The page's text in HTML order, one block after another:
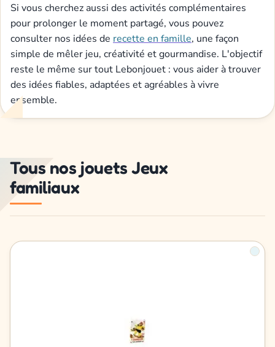
Si vous cherchez aussi des activités complémentaires
pour prolonger le moment partagé, vous pouvez
consulter nos idées de recette en famille, une façon
simple de mêler jeu, créativité et gourmandise. L'objectif
reste le même sur tout Lebonjouet : vous aider à trouver
des idées fiables, adaptées et agréables à vivre
ensemble.
Tous nos jouets Jeux
familiaux